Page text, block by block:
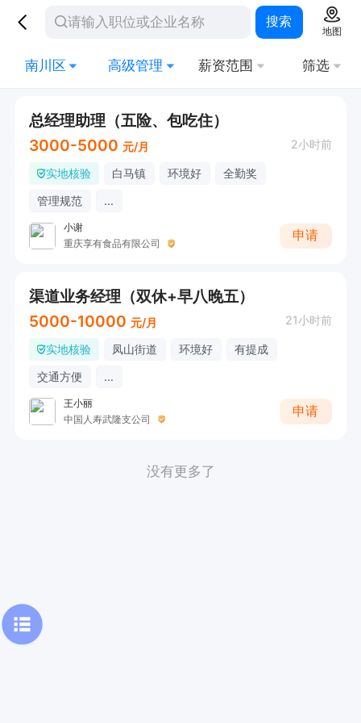
搜索
地图
南川区 高级管理 薪资范围 筛选
总经理助理（五险、包吃住）
3000-5000 元/月 2小时前
实地核验 白马镇 环境好
全勤奖
管理规范
...
小谢
重庆享有食品有限公司
申请
渠道业务经理（双休+早八晚五）
5000-10000 元/月 21小时前
实地核验 凤山街道 环境好
有提成
交通方便
...
王小丽
中国人寿武隆支公司
申请
没有更多了